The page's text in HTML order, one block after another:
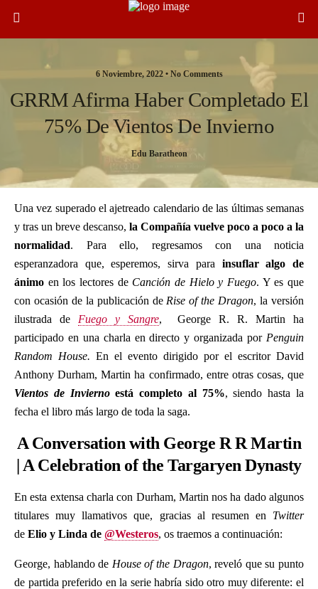
6 Noviembre, 2022 • No Comments
GRRM Afirma Haber Completado El
75% De Vientos De Invierno
Edu Baratheon
Una vez superado el ajetreado calendario de las últimas semanas
y tras un breve descanso, la Compañía vuelve poco a poco a la
normalidad. Para ello, regresamos con una noticia
esperanzadora que, esperemos, sirva para insuflar algo de
ánimo en los lectores de Canción de Hielo y Fuego. Y es que
con ocasión de la publicación de Rise of the Dragon, la versión
ilustrada de Fuego y Sangre, George R. R. Martin ha
participado en una charla en directo y organizada por Penguin
Random House. En el evento dirigido por el escritor David
Anthony Durham, Martin ha confirmado, entre otras cosas, que
Vientos de Inviernoestá completo al 75%, siendo hasta la
fecha el libro más largo de toda la saga.
A Conversation with George R R Martin
| A Celebration of the Targaryen Dynasty
En esta extensa charla con Durham, Martin nos ha dado algunos
titulares muy llamativos que, gracias al resumen en Twitter
de Elio y Linda de @Westeros, os traemos a continuación:
George, hablando de House of the Dragon, reveló que su punto
de partida preferido en la serie habría sido otro muy diferente: el